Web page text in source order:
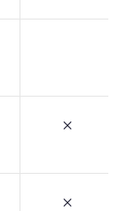
×
×